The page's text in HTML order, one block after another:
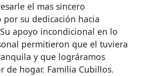
el mas sincero
su dedicación hacia
apoyo incondicional en lo
permitieron que el tuviera
y que lográramos
de hogar. Familia Cubillos.